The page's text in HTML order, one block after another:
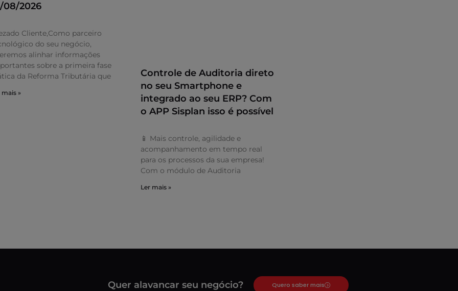
08/2026
Cliente,Como parceiro
do seu negócio,
alinhar informações
sobre a primeira fase
da Reforma Tributária que
mais »
Controle de Auditoria direto
no seu Smartphone e
integrado ao seu ERP? Com
o APP Sisplan isso é possível
📱 Mais controle, agilidade e
acompanhamento em tempo real
para os processos da sua empresa!
Com o módulo de Auditoria
Ler mais »
Quer alavancar seu negócio? Quero saber mais